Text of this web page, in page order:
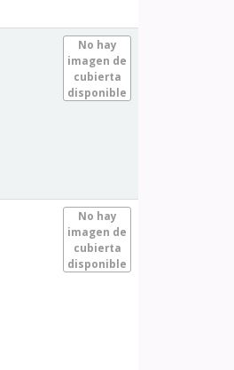
No hay
imagen de
cubierta
disponible
No hay
imagen de
cubierta
disponible